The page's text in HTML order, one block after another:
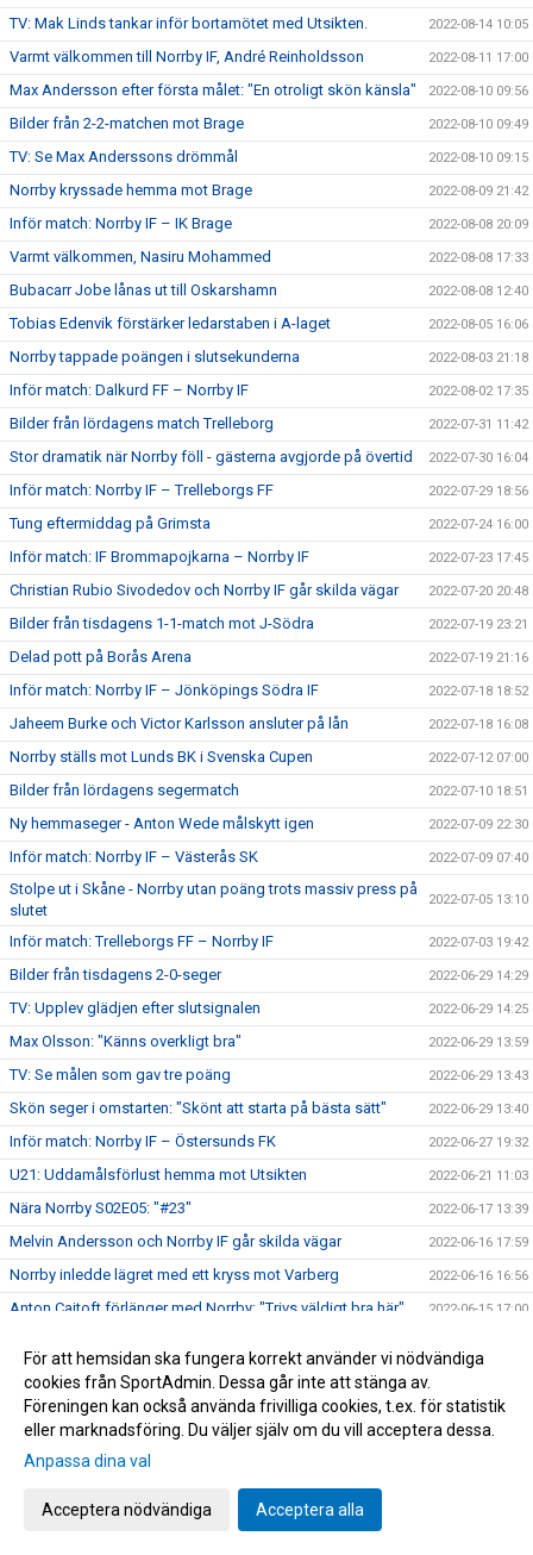
TV: Mak Linds tankar inför bortamötet med Utsikten. 2022-08-14 10:05
Varmt välkommen till Norrby IF, André Reinholdsson 2022-08-11 17:00
Max Andersson efter första målet: "En otroligt skön känsla" 2022-08-10 09:56
Bilder från 2-2-matchen mot Brage 2022-08-10 09:49
TV: Se Max Anderssons drömmål 2022-08-10 09:15
Norrby kryssade hemma mot Brage 2022-08-09 21:42
Inför match: Norrby IF – IK Brage 2022-08-08 20:09
Varmt välkommen, Nasiru Mohammed 2022-08-08 17:33
Bubacarr Jobe lånas ut till Oskarshamn 2022-08-08 12:40
Tobias Edenvik förstärker ledarstaben i A-laget 2022-08-05 16:06
Norrby tappade poängen i slutsekunderna 2022-08-03 21:18
Inför match: Dalkurd FF – Norrby IF 2022-08-02 17:35
Bilder från lördagens match Trelleborg 2022-07-31 11:42
Stor dramatik när Norrby föll - gästerna avgjorde på övertid 2022-07-30 16:04
Inför match: Norrby IF – Trelleborgs FF 2022-07-29 18:56
Tung eftermiddag på Grimsta 2022-07-24 16:00
Inför match: IF Brommapojkarna – Norrby IF 2022-07-23 17:45
Christian Rubio Sivodedov och Norrby IF går skilda vägar 2022-07-20 20:48
Bilder från tisdagens 1-1-match mot J-Södra 2022-07-19 23:21
Delad pott på Borås Arena 2022-07-19 21:16
Inför match: Norrby IF – Jönköpings Södra IF 2022-07-18 18:52
Jaheem Burke och Victor Karlsson ansluter på lån 2022-07-18 16:08
Norrby ställs mot Lunds BK i Svenska Cupen 2022-07-12 07:00
Bilder från lördagens segermatch 2022-07-10 18:51
Ny hemmaseger - Anton Wede målskytt igen 2022-07-09 22:30
Inför match: Norrby IF – Västerås SK 2022-07-09 07:40
Stolpe ut i Skåne - Norrby utan poäng trots massiv press på
slutet
2022-07-05 13:10
Inför match: Trelleborgs FF – Norrby IF 2022-07-03 19:42
Bilder från tisdagens 2-0-seger 2022-06-29 14:29
TV: Upplev glädjen efter slutsignalen 2022-06-29 14:25
Max Olsson: "Känns overkligt bra" 2022-06-29 13:59
TV: Se målen som gav tre poäng 2022-06-29 13:43
Skön seger i omstarten: "Skönt att starta på bästa sätt" 2022-06-29 13:40
Inför match: Norrby IF – Östersunds FK 2022-06-27 19:32
U21: Uddamålsförlust hemma mot Utsikten 2022-06-21 11:03
Nära Norrby S02E05: "#23" 2022-06-17 13:39
Melvin Andersson och Norrby IF går skilda vägar 2022-06-16 17:59
Norrby inledde lägret med ett kryss mot Varberg 2022-06-16 16:56
Anton Cajtoft förlänger med Norrby: "Trivs väldigt bra här" 2022-06-15 17:00
Inga poäng när Norrby avslutade vårsäsongen
TV: Max Olsson om att äntligen vara tillbaka i truppen 2022-05-27 17:44
Inför match: IK Brage – Norrby IF
Norrby IF och Abbas Mohamad går skilda vägar
U21: Tung kväll på Borås Arena
För att hemsidan ska fungera korrekt använder vi nödvändiga
cookies från SportAdmin. Dessa går inte att stänga av.
Föreningen kan också använda frivilliga cookies, t.ex. för statistik
eller marknadsföring. Du väljer själv om du vill acceptera dessa.
Anpassa dina val
Acceptera nödvändiga Acceptera alla